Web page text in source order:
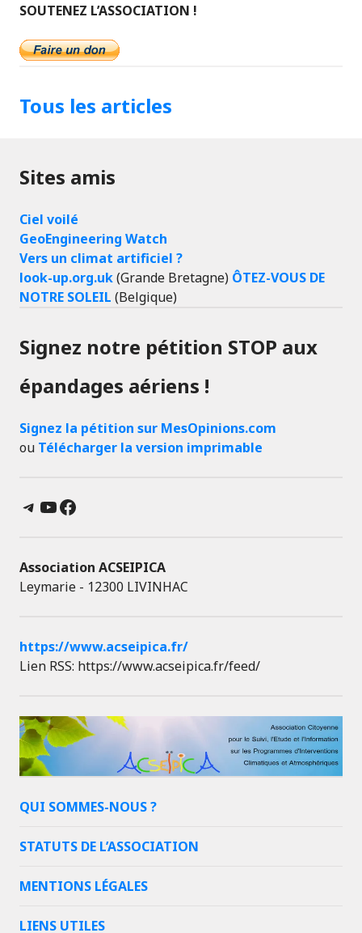
SOUTENEZ L’ASSOCIATION !
Tous les articles
Sites amis
Ciel voilé
GeoEngineering Watch
Vers un climat artificiel ?
look-up.org.uk(Grande Bretagne) ÔTEZ-VOUS DE
NOTRE SOLEIL (Belgique)
Signez notre pétition STOP aux
épandages aériens !
Signez la pétition sur MesOpinions.com
ou Télécharger la version imprimable
Telegram
YouTube
Facebook
Association ACSEIPICA
Leymarie - 12300 LIVINHAC
https://www.acseipica.fr/
Lien RSS: https://www.acseipica.fr/feed/
QUI SOMMES-NOUS ?
STATUTS DE L’ASSOCIATION
MENTIONS LÉGALES
LIENS UTILES